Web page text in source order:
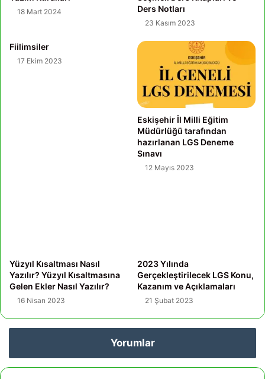
18 Mart 2024
Ders Notları
23 Kasım 2023
Fiilimsiler
17 Ekim 2023
Eskişehir İl Milli Eğitim
Müdürlüğü tarafından
hazırlanan LGS Deneme
Sınavı
12 Mayıs 2023
Yüzyıl Kısaltması Nasıl
Yazılır? Yüzyıl Kısaltmasına
Gelen Ekler Nasıl Yazılır?
16 Nisan 2023
2023 Yılında
Gerçekleştirilecek LGS Konu,
Kazanım ve Açıklamaları
21 Şubat 2023
Yorumlar